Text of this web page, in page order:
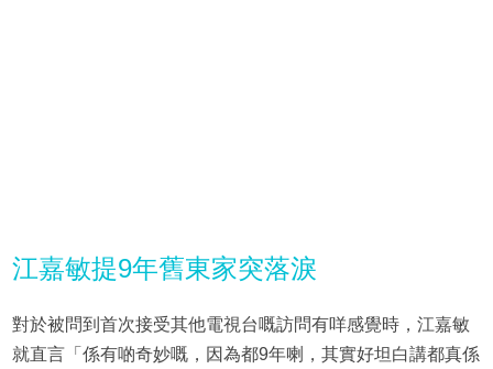
江嘉敏提9年舊東家突落淚
對於被問到首次接受其他電視台嘅訪問有咩感覺時，江嘉敏
就直言「係有啲奇妙嘅，因為都9年喇，其實好坦白講都真係